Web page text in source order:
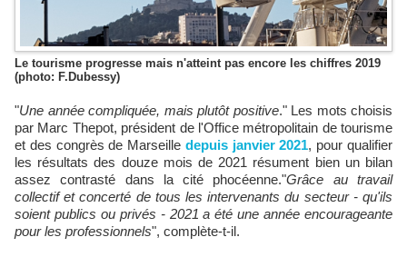
Le tourisme progresse mais n'atteint pas encore les chiffres 2019
(photo: F.Dubessy)
" Une année compliquée, mais plutôt positive." Les mots choisis
par Marc Thepot, président de l'Office métropolitain de tourisme
et des congrès de Marseille depuis janvier 2021, pour qualifier
les résultats des douze mois de 2021 résument bien un bilan
assez contrasté dans la cité phocéenne."Grâce au travail
collectif et concerté de tous les intervenants du secteur - qu'ils
soient publics ou privés - 2021 a été une année encourageante
pour les professionnels", complète-t-il.